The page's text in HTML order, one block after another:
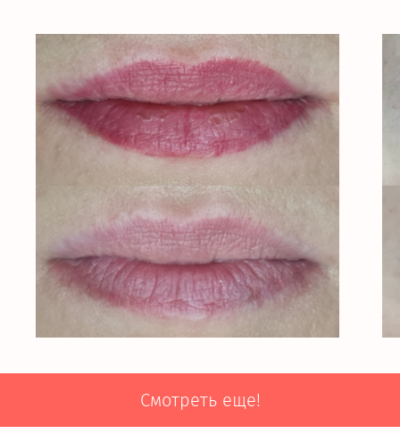
Смотреть еще!